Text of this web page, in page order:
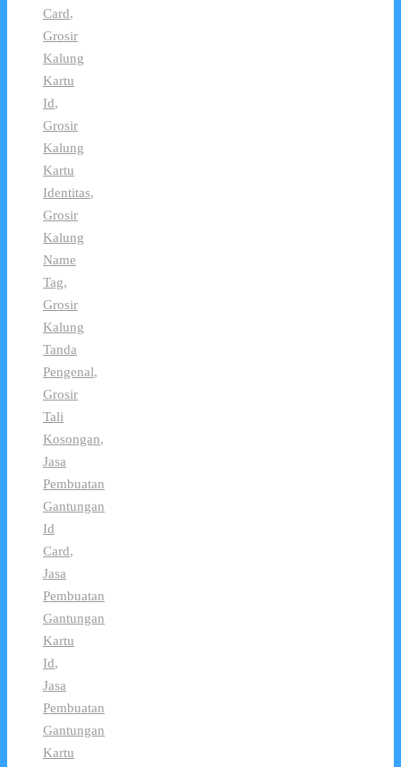
Card,
Grosir
Kalung
Kartu
Id,
Grosir
Kalung
Kartu
Identitas,
Grosir
Kalung
Name
Tag,
Grosir
Kalung
Tanda
Pengenal,
Grosir
Tali
Kosongan,
Jasa
Pembuatan
Gantungan
Id
Card,
Jasa
Pembuatan
Gantungan
Kartu
Id,
Jasa
Pembuatan
Gantungan
Kartu